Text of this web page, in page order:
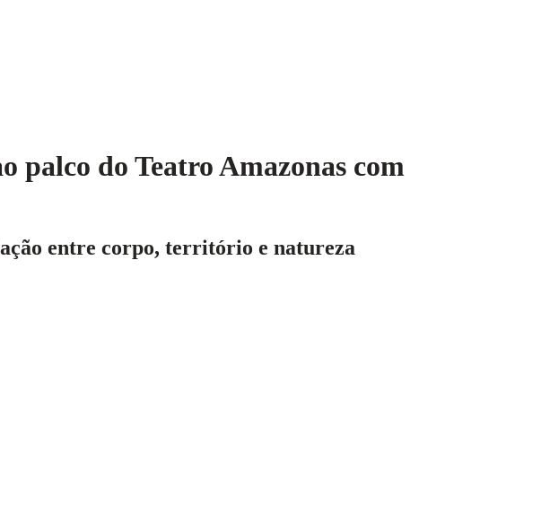
palco do Teatro Amazonas com
entre corpo, território e natureza